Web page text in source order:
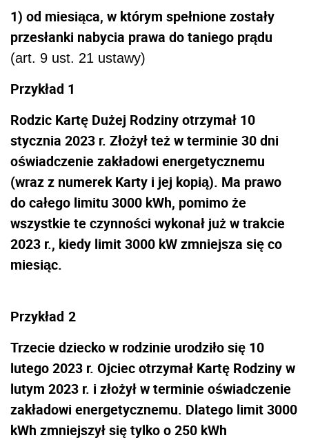
1) od miesiąca, w którym spełnione zostały
przesłanki nabycia prawa do taniego prądu
(art. 9 ust. 21 ustawy)
Przykład 1
Rodzic Kartę Dużej Rodziny otrzymał 10
stycznia 2023 r. Złożył też w terminie 30 dni
oświadczenie zakładowi energetycznemu
(wraz z numerek Karty i jej kopią). Ma prawo
do całego limitu 3000 kWh, pomimo że
wszystkie te czynności wykonał już w trakcie
2023 r., kiedy limit 3000 kW zmniejsza się co
miesiąc.
Przykład 2
Trzecie dziecko w rodzinie urodziło się 10
lutego 2023 r. Ojciec otrzymał Kartę Rodziny w
lutym 2023 r. i złożył w terminie oświadczenie
zakładowi energetycznemu. Dlatego limit 3000
kWh zmniejszył się tylko o 250 kWh